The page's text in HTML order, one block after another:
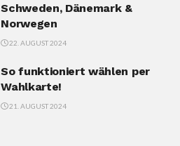
Schweden, Dänemark &
Norwegen
22. AUGUST 2024
So funktioniert wählen per
Wahlkarte!
21. AUGUST 2024